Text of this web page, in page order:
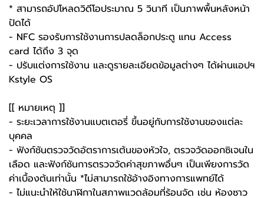
* สามารถอัปโหลดวิดีโอประมาณ 5 วินาที เป็นภาพพื้นหลังหน้า
ปัดได้
- NFC รองรับการใช้งานการปลดล็อกประตู แทน Access
card ได้ถึง 3 จุด
- ปรับแต่งการใช้งาน และดูรายละเอียดข้อมูลต่างๆ ได้ผ่านแอปฯ
Kstyle OS
[[ หมายเหตุ ]]
- ระยะเวลาการใช้งานแบตเตอรี่ ขึ้นอยู่กับการใช้งานของแต่ละ
บุคคล
- ฟังก์ชันตรวจวัดอัตราการเต้นของหัวใจ, ตรวจวัดออกซิเจนใน
เลือด และฟังก์ชันการตรวจวัดค่าสุขภาพอื่นๆ เป็นเพียงการวัด
ค่าเบื้องต้นเท่านั้น *ไม่สามารถใช้อ้างอิงทางการแพทย์ได้
- ไม่แนะนำให้ใช้นาฬิกาในสภาพแวดล้อมที่ร้อนจัด เช่น ห้องซาว